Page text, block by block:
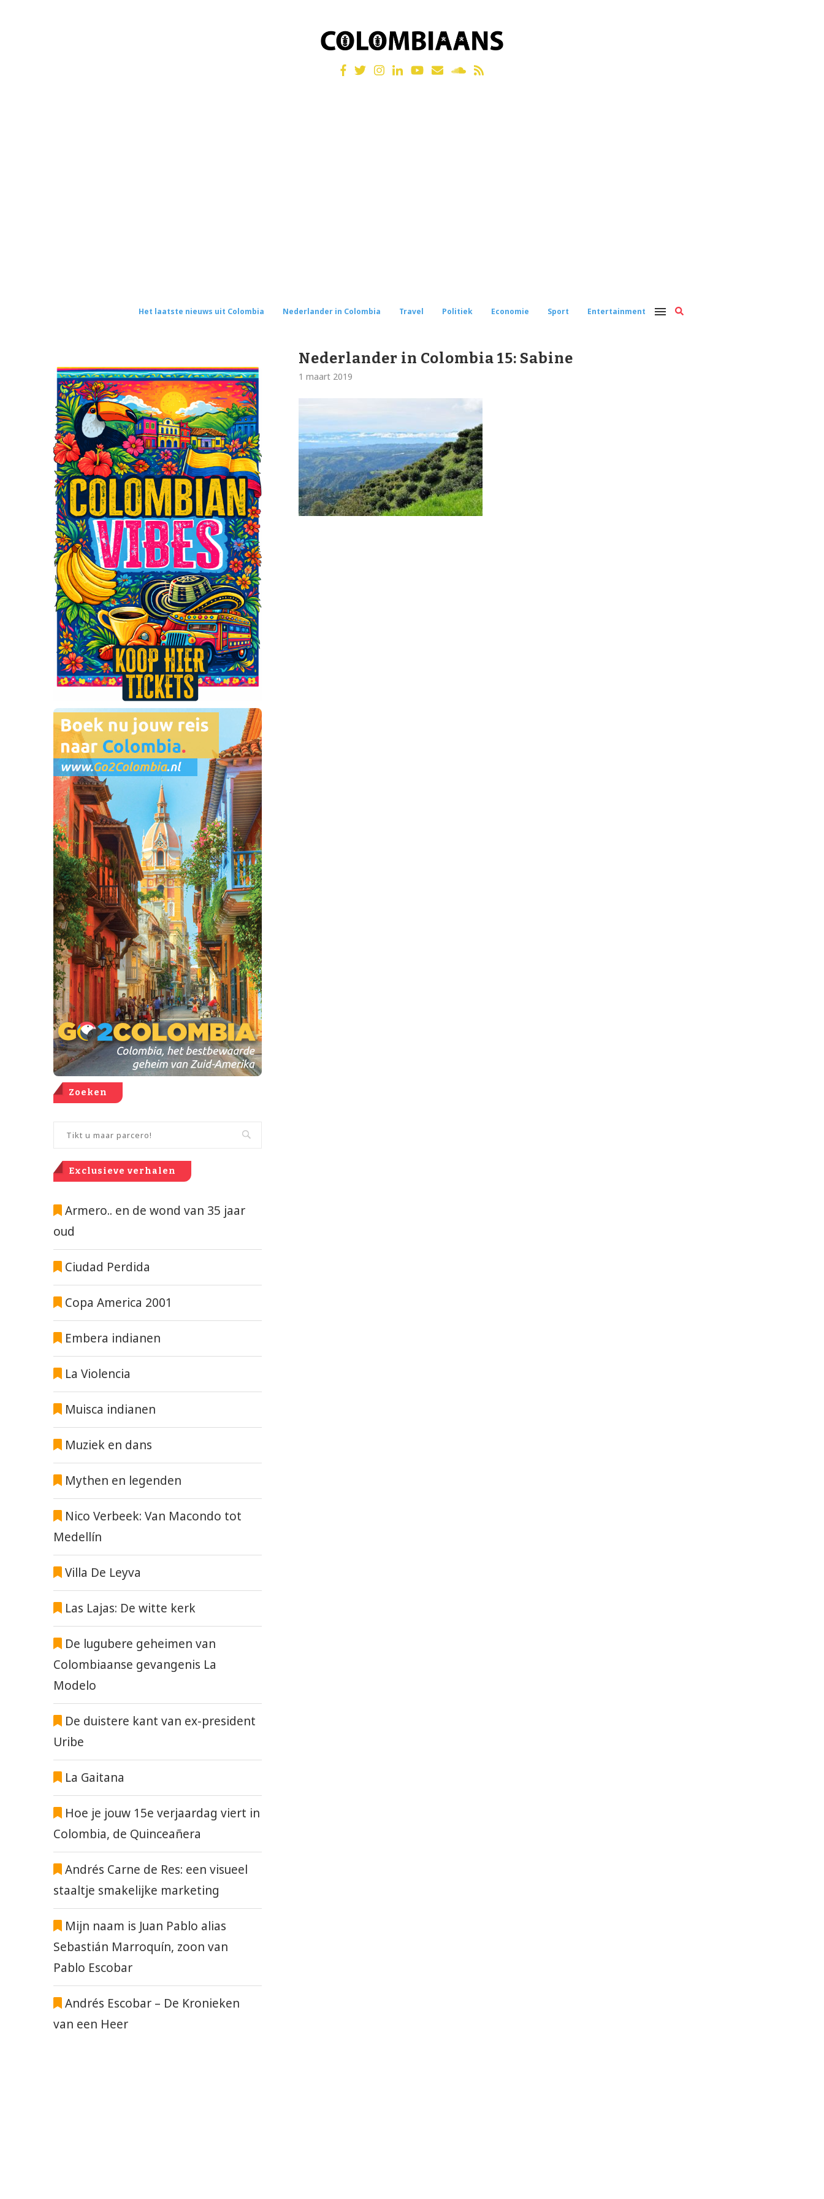
Het laatste nieuws uit Colombia Nederlander in Colombia Travel Politiek Economie Sport Entertainment
Nederlander in Colombia 15: Sabine
1 maart 2019
Zoeken
Exclusieve verhalen
Armero.. en de wond van 35 jaar
oud
Ciudad Perdida
Copa America 2001
Embera indianen
La Violencia
Muisca indianen
Muziek en dans
Mythen en legenden
Nico Verbeek: Van Macondo tot
Medellín
Villa De Leyva
Las Lajas: De witte kerk
De lugubere geheimen van
Colombiaanse gevangenis La
Modelo
De duistere kant van ex-president
Uribe
La Gaitana
Hoe je jouw 15e verjaardag viert in
Colombia, de Quinceañera
Andrés Carne de Res: een visueel
staaltje smakelijke marketing
Mijn naam is Juan Pablo alias
Sebastián Marroquín, zoon van
Pablo Escobar
Andrés Escobar – De Kronieken
van een Heer